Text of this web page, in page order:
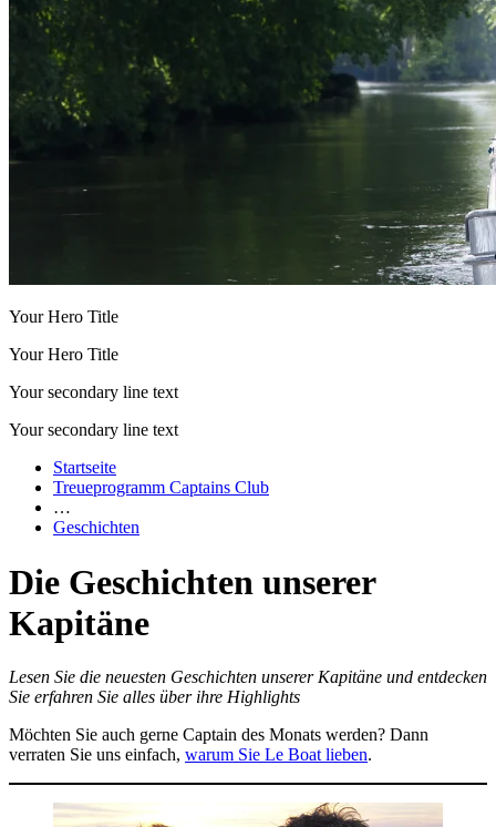
Your Hero Title
Your Hero Title
Your secondary line text
Your secondary line text
Startseite
Treueprogramm Captains Club
…
Geschichten
Die Geschichten unserer
Kapitäne
Lesen Sie die neuesten Geschichten unserer Kapitäne und entdecken
Sie erfahren Sie alles über ihre Highlights
Möchten Sie auch gerne Captain des Monats werden? Dann
verraten Sie uns einfach, warum Sie Le Boat lieben.